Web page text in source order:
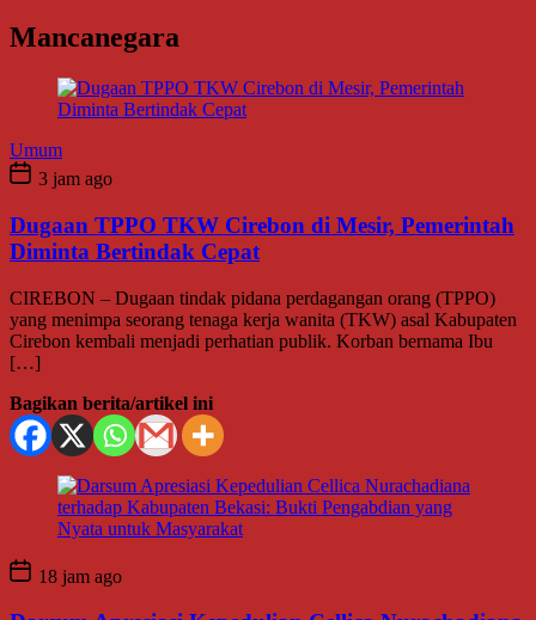
Mancanegara
Umum
3 jam ago
Dugaan TPPO TKW Cirebon di Mesir, Pemerintah
Diminta Bertindak Cepat
CIREBON – Dugaan tindak pidana perdagangan orang (TPPO)
yang menimpa seorang tenaga kerja wanita (TKW) asal Kabupaten
Cirebon kembali menjadi perhatian publik. Korban bernama Ibu
[…]
Bagikan berita/artikel ini
18 jam ago